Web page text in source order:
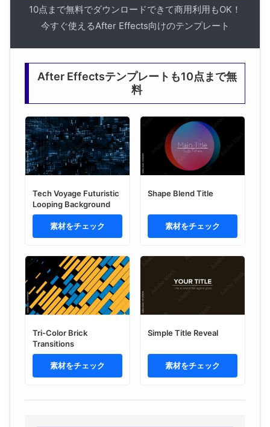
10点まで無料でダウンロードできて商用利用もOK！
今すぐ使えるAfter Effects向けのテンプレート
After Effectsテンプレートも10点まで無
料
Tech Voyage Futuristic
Looping Background
素材をチェック
Shape Blend Title
素材をチェック
Tri-Color Brick
Transitions
素材をチェック
Simple Title Reveal
素材をチェック